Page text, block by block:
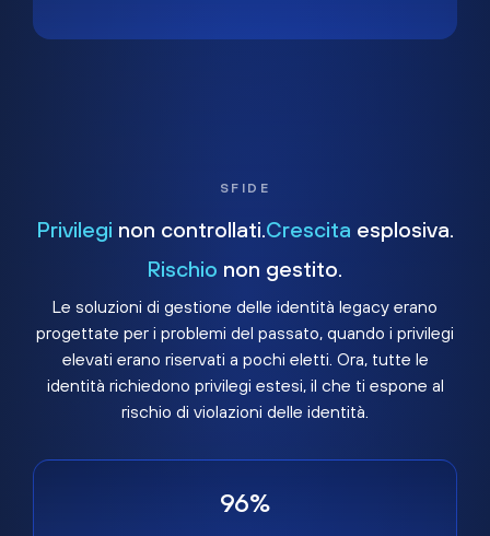
SFIDE
Privilegi non controllati. Crescita esplosiva.
Rischio non gestito.
Le soluzioni di gestione delle identità legacy erano
progettate per i problemi del passato, quando i privilegi
elevati erano riservati a pochi eletti. Ora, tutte le
identità richiedono privilegi estesi, il che ti espone al
rischio di violazioni delle identità.
96%